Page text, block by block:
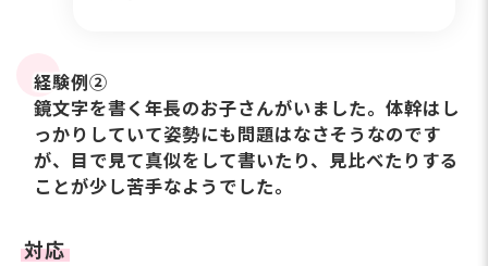
経験例②
鏡⽂字を書く年⻑のお⼦さんがいました。体幹はし
っかりしていて姿勢にも問題はなさそうなのです
が、⽬で⾒て真似をして書いたり、⾒⽐べたりする
ことが少し苦⼿なようでした。
対応